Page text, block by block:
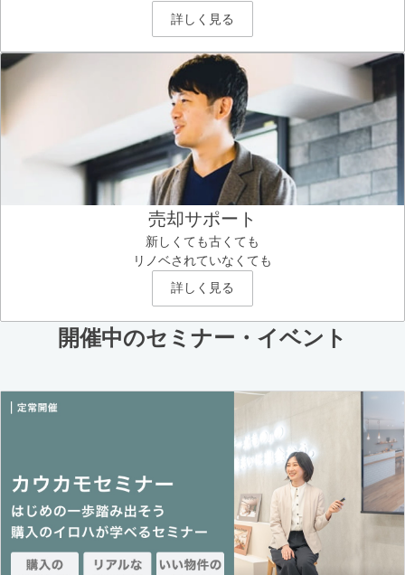
詳しく見る
売却サポート
新しくても古くても
リノベされていなくても
詳しく見る
開催中のセミナー・イベント